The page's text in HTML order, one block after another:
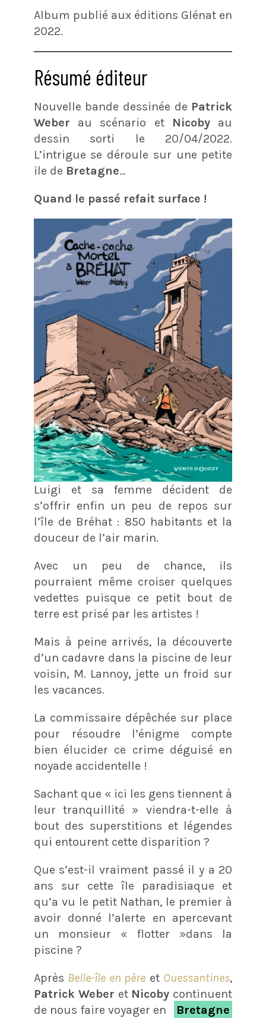
Album publié aux éditions Glénat en
2022.
Résumé éditeur
Nouvelle bande dessinée de Patrick
Weber au scénario et Nicoby au
dessin sorti le 20/04/2022.
L’intrigue se déroule sur une petite
ile de Bretagne…
Quand le passé refait surface !
Luigi et sa femme décident de
s’offrir enfin un peu de repos sur
l’île de Bréhat : 850 habitants et la
douceur de l’air marin.
Avec un peu de chance, ils
pourraient même croiser quelques
vedettes puisque ce petit bout de
terre est prisé par les artistes !
Mais à peine arrivés, la découverte
d’un cadavre dans la piscine de leur
voisin, M. Lannoy, jette un froid sur
les vacances.
La commissaire dépêchée sur place
pour résoudre l’énigme compte
bien élucider ce crime déguisé en
noyade accidentelle !
Sachant que « ici les gens tiennent à
leur tranquillité » viendra-t-elle à
bout des superstitions et légendes
qui entourent cette disparition ?
Que s’est-il vraiment passé il y a 20
ans sur cette île paradisiaque et
qu’a vu le petit Nathan, le premier à
avoir donné l’alerte en apercevant
un monsieur « flotter »dans la
piscine ?
Après Belle-île en père et Ouessantines,
Patrick Weber et Nicoby continuent
de nous faire voyager en
Bretagne